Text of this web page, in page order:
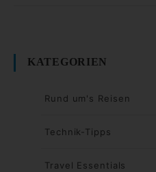
KATEGORIEN
Rund um's Reisen
Technik-Tipps
Travel Essentials